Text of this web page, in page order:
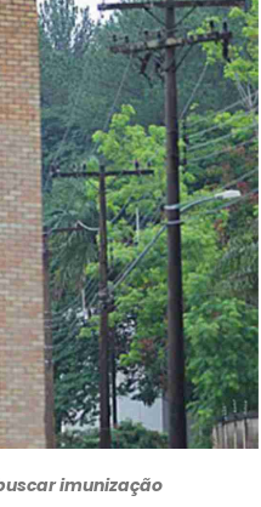
imunização